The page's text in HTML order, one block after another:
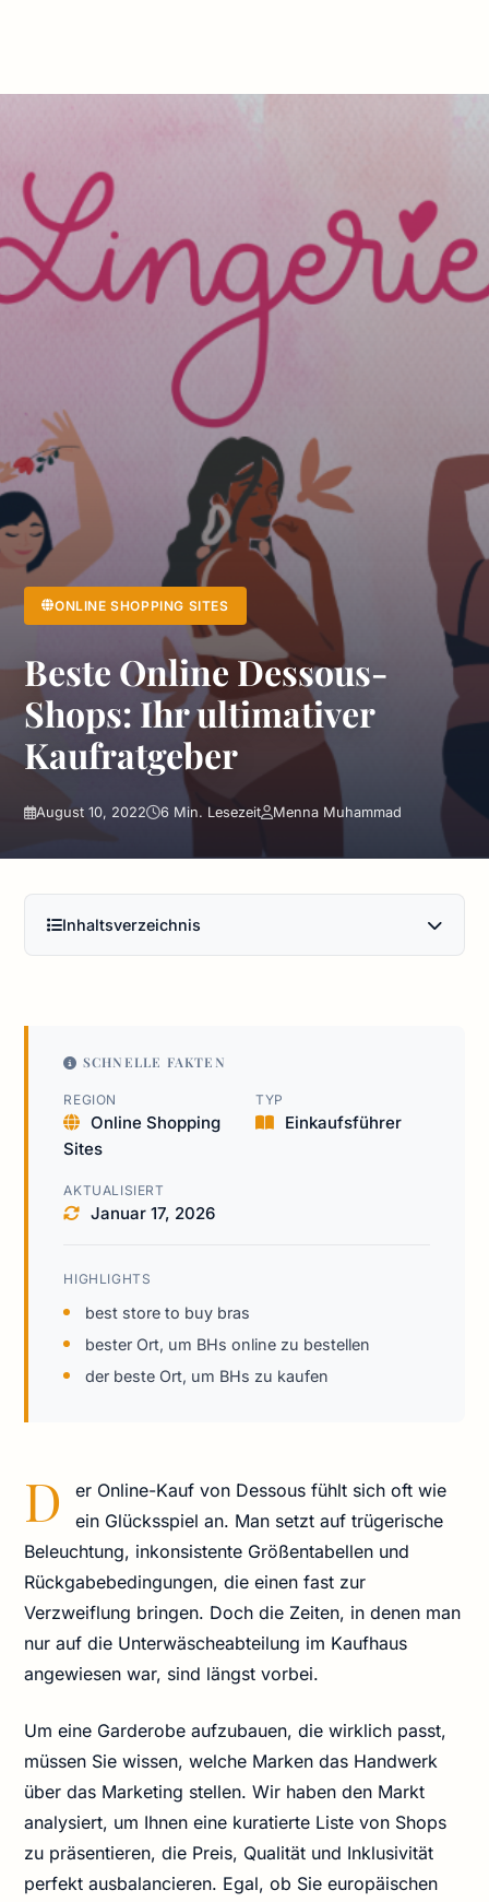
ONLINE SHOPPING SITES
Beste Online Dessous-
Shops: Ihr ultimativer
Kaufratgeber
August 10, 2022 6 Min. Lesezeit Menna Muhammad
Inhaltsverzeichnis
SCHNELLE FAKTEN
REGION
Online Shopping
Sites
TYP
Einkaufsführer
AKTUALISIERT
Januar 17, 2026
HIGHLIGHTS
best store to buy bras
bester Ort, um BHs online zu bestellen
der beste Ort, um BHs zu kaufen
D
er Online-Kauf von Dessous fühlt sich oft wie
ein Glücksspiel an. Man setzt auf trügerische
Beleuchtung, inkonsistente Größentabellen und
Rückgabebedingungen, die einen fast zur
Verzweiflung bringen. Doch die Zeiten, in denen man
nur auf die Unterwäscheabteilung im Kaufhaus
angewiesen war, sind längst vorbei.
Um eine Garderobe aufzubauen, die wirklich passt,
müssen Sie wissen, welche Marken das Handwerk
über das Marketing stellen. Wir haben den Markt
analysiert, um Ihnen eine kuratierte Liste von Shops
zu präsentieren, die Preis, Qualität und Inklusivität
perfekt ausbalancieren. Egal, ob Sie europäischen